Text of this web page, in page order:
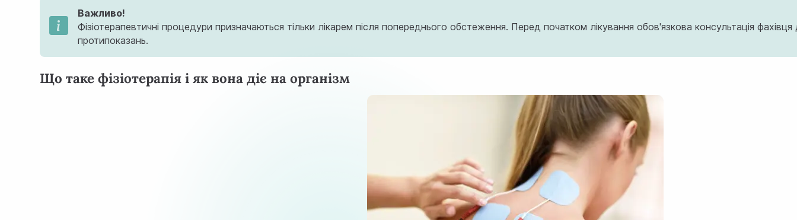
Важливо!
Фізіотерапевтичні процедури призначаються тільки лікарем після попереднього обстеження. Перед початком лікування обов'язкова консультація
протипоказань.
Що таке фізіотерапія і як вона діє на організм